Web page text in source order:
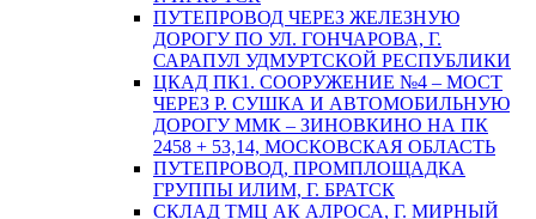
ПУТЕПРОВОД ЧЕРЕЗ ЖЕЛЕЗНУЮ
ДОРОГУ ПО УЛ. ГОНЧАРОВА, Г.
САРАПУЛ УДМУРТСКОЙ РЕСПУБЛИКИ
ЦКАД ПК1. СООРУЖЕНИЕ №4 – МОСТ
ЧЕРЕЗ Р. СУШКА И АВТОМОБИЛЬНУЮ
ДОРОГУ ММК – ЗИНОВКИНО НА ПК
2458 + 53,14, МОСКОВСКАЯ ОБЛАСТЬ
ПУТЕПРОВОД, ПРОМПЛОЩАДКА
ГРУППЫ ИЛИМ, Г. БРАТСК
СКЛАД ТМЦ АК АЛРОСА, Г. МИРНЫЙ